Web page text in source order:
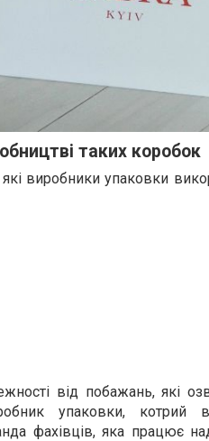
таких коробок
які виробники упаковки
від побажань, які
упаковки, котрий
фахівців, яка працює